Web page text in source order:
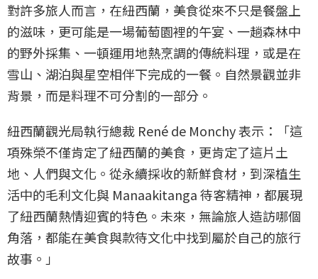
對許多旅人而言，在紐西蘭，美食從來不只是餐盤上
的滋味，更可能是一場葡萄園裡的午宴、一趟森林中
的野外採集、一頓運用地熱烹調的傳統料理，或是在
雪山、湖泊與星空相伴下完成的一餐。自然景觀並非
背景，而是料理不可分割的一部分。
紐西蘭觀光局執行總裁 René de Monchy 表示：「這
項殊榮不僅肯定了紐西蘭的美食，更肯定了這片土
地、人們與文化。從永續採收的新鮮食材，到深植生
活中的毛利文化與 Manaakitanga 待客精神，都展現
了紐西蘭熱情迎賓的特色。未來，無論旅人造訪哪個
角落，都能在美食與款待文化中找到屬於自己的旅行
故事。」